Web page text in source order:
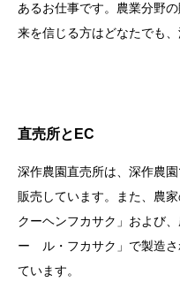
あるお仕事です。農業分野
来を信じる方はどなたでも
直売所とEC
深作農園直売所は、深作農
販売しています。また、農
クーヘンフカサク」および
ー ル・フカサク」で製造さ
ています。